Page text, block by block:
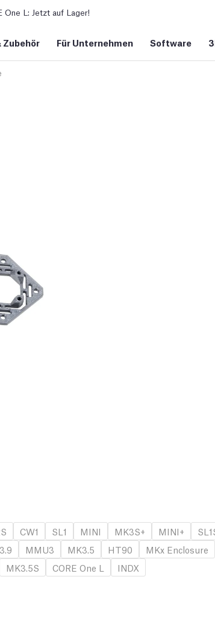
One L: Jetzt auf Lager!
Zubehör Für Unternehmen Software
CW1 SL1 MINI MK3S+ MINI+
MMU3 MK3.5 HT90
MKx Enclosure
MK3.5S CORE One L INDX